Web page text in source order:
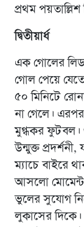
প্রথম পয়তাল্লিশ
দ্বিতীয়ার্ধ
এক গোলের লিড
গোল পেয়ে যেতে
৫০ মিনিটে
না গেলে।
মুগ্ধকর ফুটবল।
উন্মুক্ত
ম্যাচে বাইরে
আসলো মোমেন্ট
ভুলের সুযোগ
লুকাসের